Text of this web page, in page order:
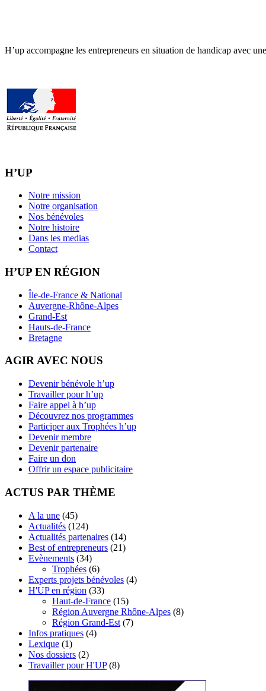
H’up accompagne​​ les entrepreneurs en situation de handicap avec
H’UP
Notre mission
Notre organisation
Nos bénévoles
Notre histoire
Dans les medias
Contact
H’UP EN RÉGION
Île-de-France & National
Auvergne-Rhône-Alpes
Grand-Est
Hauts-de-France
Bretagne
AGIR AVEC NOUS
Devenir bénévole h’up
Travailler pour h’up
Faire appel à h’up
Découvrez nos programmes
Participer aux Trophées h’up
Devenir membre
Devenir partenaire
Faire un don
Offrir un espace publicitaire
ACTUS PAR THÈME
A la une (45)
Actualités (124)
Actualités partenaires (14)
Best of entrepreneurs (21)
Evènements (34)
Trophées (6)
Experts projets bénévoles (4)
H'UP en région (33)
Haut-de-France (15)
Région Auvergne Rhône-Alpes (8)
Région Grand-Est (7)
Infos pratiques (4)
Lexique (1)
Nos dossiers (2)
Travailler pour H'UP(8)